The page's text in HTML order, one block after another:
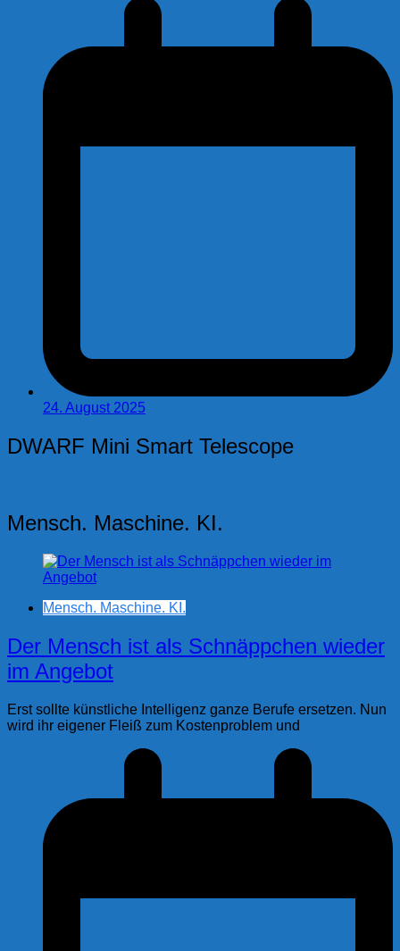
24. August 2025
DWARF Mini Smart Telescope
Mensch. Maschine. KI.
Mensch. Maschine. KI.
Der Mensch ist als Schnäppchen wieder
im Angebot
Erst sollte künstliche Intelligenz ganze Berufe ersetzen. Nun
wird ihr eigener Fleiß zum Kostenproblem und